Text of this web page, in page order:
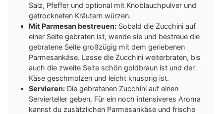
Salz, Pfeffer und optional mit Knoblauchpulver und
getrockneten Kräutern würzen.
Mit Parmesan bestreuen: Sobald die Zucchini auf
einer Seite gebraten ist, wende sie und bestreue die
gebratene Seite großzügig mit dem geriebenen
Parmesankäse. Lasse die Zucchini weiterbraten, bis
auch die zweite Seite schön goldbraun ist und der
Käse geschmolzen und leicht knusprig ist.
Servieren: Die gebratenen Zucchini auf einen
Servierteller geben. Für ein noch intensiveres Aroma
kannst du zusätzlichen Parmesankäse und frische